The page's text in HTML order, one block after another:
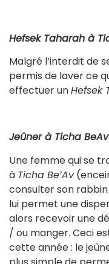
Hefsek Taharah à
Malgré l’interdit de
permis de laver ce
effectuer unHefsek
Jeûner à Ticha BeAv
Une femme qui se
à Ticha Be’Av
consulter son
lui permet une
alors recevoir une
/ ou manger. Ceci
cette année : le